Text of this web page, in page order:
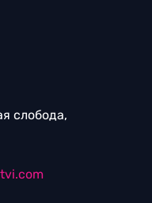
слобода,